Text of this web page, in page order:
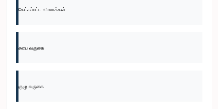
கேட்கப்பட்ட வினாக்கள்
சபை வருகை
குழு வருகை